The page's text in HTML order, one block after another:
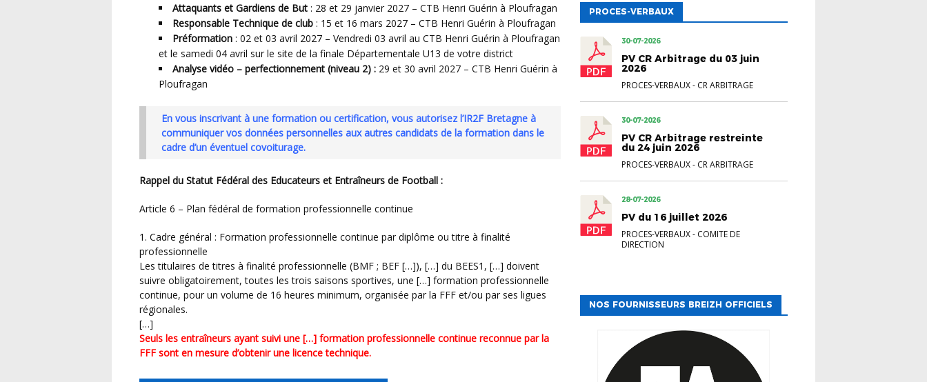
Attaquants et Gardiens de But : 28 et 29 janvier 2027 – CTB Henri Guérin à Ploufragan
Responsable Technique de club : 15 et 16 mars 2027 – CTB Henri Guérin à Ploufragan
Préformation : 02 et 03 avril 2027 – Vendredi 03 avril au CTB Henri Guérin à Ploufragan
et le samedi 04 avril sur le site de la finale Départementale U13 de votre district
Analyse vidéo – perfectionnement (niveau 2) : 29 et 30 avril 2027 – CTB Henri Guérin à
Ploufragan
En vous inscrivant à une formation ou certification, vous autorisez l’IR2F Bretagne à
communiquer vos données personnelles aux autres candidats de la formation dans le
cadre d’un éventuel covoiturage.
Rappel du Statut Fédéral des Educateurs et Entraîneurs de Football :
Article 6 – Plan fédéral de formation professionnelle continue
1. Cadre général : Formation professionnelle continue par diplôme ou titre à finalité
professionnelle
Les titulaires de titres à finalité professionnelle (BMF ; BEF […]), […] du BEES1, […] doivent
suivre obligatoirement, toutes les trois saisons sportives, une […] formation professionnelle
continue, pour un volume de 16 heures minimum, organisée par la FFF et/ou par ses ligues
régionales.
[…]
Seuls les entraîneurs ayant suivi une […] formation professionnelle continue reconnue par la
FFF sont en mesure d’obtenir une licence technique.
PROCES-VERBAUX
30-07-2026
PV CR Arbitrage du 03 juin
2026
PROCES-VERBAUX- CR ARBITRAGE
30-07-2026
PV CR Arbitrage restreinte
du 24 juin 2026
PROCES-VERBAUX- CR ARBITRAGE
28-07-2026
PV du 16 juillet 2026
PROCES-VERBAUX- COMITE DE
DIRECTION
NOS FOURNISSEURS BREIZH OFFICIELS